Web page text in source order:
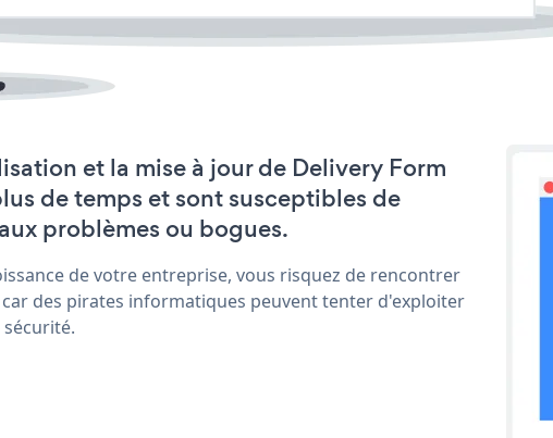
et la mise à jour de Delivery Form
de temps et sont susceptibles de
problèmes ou bogues.
de votre entreprise, vous risquez de rencontrer
des pirates informatiques peuvent tenter d'exploiter